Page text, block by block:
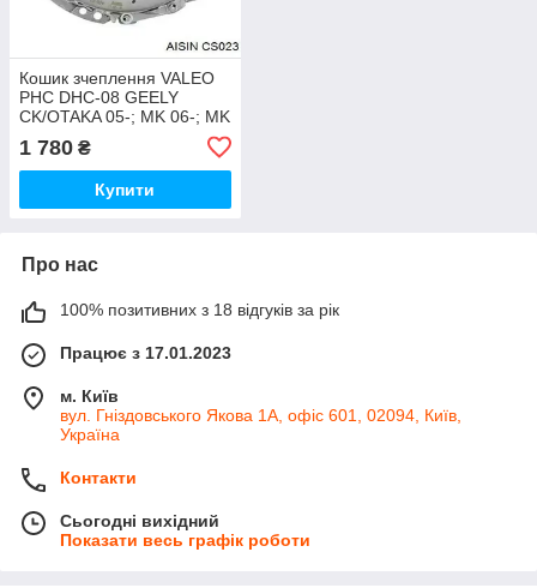
Кошик зчеплення VALEO
PHC DHC-08 GEELY
CK/OTAKA 05-; MK 06-; MK
CROSS 12- (1,5L) D=190
ММ
1 780 ₴
Купити
Про нас
100% позитивних з 18 відгуків за рік
Працює з 17.01.2023
м. Київ
вул. Гніздовського Якова 1А, офіс 601, 02094, Київ,
Україна
Контакти
Сьогодні вихідний
Показати весь графік роботи